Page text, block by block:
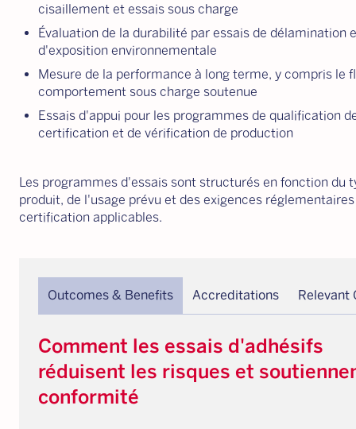
cisaillement et essais sous charge
Évaluation de la durabilité par essais de délamination
d'exposition environnementale
Mesure de la performance à long terme, y compris le
comportement sous charge soutenue
Essais d'appui pour les programmes de qualification
certification et de vérification de production
Les programmes d'essais sont structurés en fonction du
produit, de l'usage prévu et des exigences
certification applicables.
Outcomes & Benefits Accreditations Relevant
Comment les essais d'adhésifs
réduisent les risques et
conformité